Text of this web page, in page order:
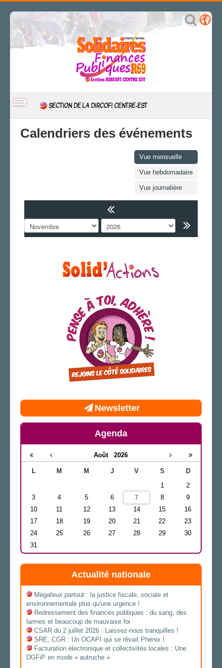
BASCULER
NAVIGATION
SECTION DE LA DIRCOFI CENTRE-EST
LE RAB D'INFOS
LA SECTION
Calendriers des événements
Vue mensuelle
Vue hebdomadaire
Vue journalière
Newsletter
Agenda
Août 2026
L M M J V S
D
1
2
3
4 5 6 7 8
9
10
11 12 13 14 15
16
17
18 19 20 21 22
23
24
25 26 27 28 29
30
31
Actualité nationale
Mégafeux partout : la justice fiscale, sociale et
environnementale plus qu'une urgence !
Redressement des finances publiques : du sang, des
larmes et beaucoup de mauvaise foi
CSAR du 2 juillet 2026 : Laissez-nous tranquilles !
SRE, CGR : Un OCAPI qui se rêvait Phénix !
Facturation électronique et collectivités locales : Une
DGFiP en mode « autruche »